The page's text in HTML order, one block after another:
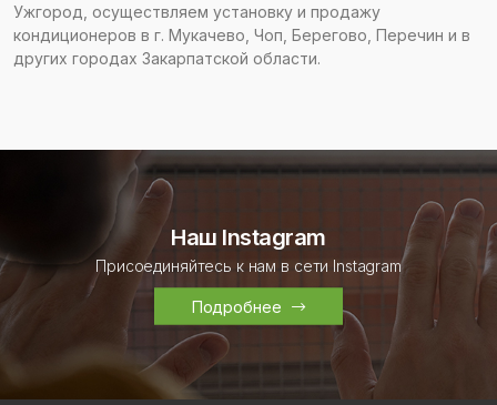
Ужгород, осуществляем установку и продажу
кондиционеров в г. Мукачево, Чоп, Берегово, Перечин и в
других городах Закарпатской области.
Наш Instagram
Присоединяйтесь к нам в сети Instagram
Подробнее